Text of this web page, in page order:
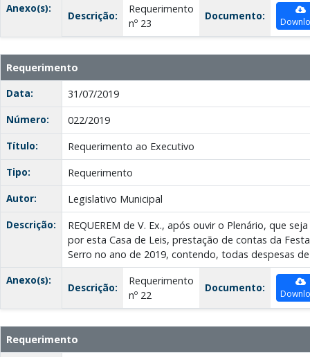
Anexo(s):
Descrição:
Requerimento
nº 23
Documento:
Requerimento
Data:
31/07/2019
Número:
022/2019
Título:
Requerimento ao Executivo
Tipo:
Requerimento
Autor:
Legislativo Municipal
Descrição:
REQUEREM de V. Ex., após ouvir o Plenário, que
por esta Casa de Leis, prestação de contas da
Serro no ano de 2019, contendo, todas despesas
Anexo(s):
Descrição:
Requerimento
nº 22
Documento:
Requerimento